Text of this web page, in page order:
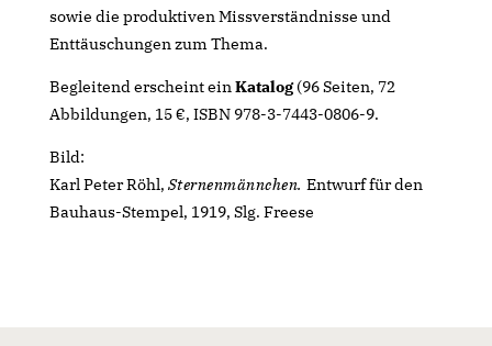
sowie die produktiven Missverständnisse und
Enttäuschungen zum Thema.
Begleitend erscheint ein Katalog(96 Seiten, 72
Abbildungen, 15 €, ISBN 978-3-7443-0806-9.
Bild:
Karl Peter Röhl, Sternenmännchen. Entwurf für den
Bauhaus-Stempel, 1919, Slg. Freese